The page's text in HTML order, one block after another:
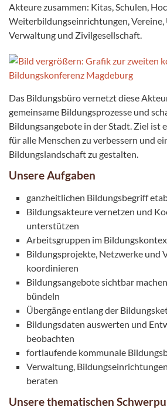
Akteure zusammen: Kitas, Schulen,
Weiterbildungseinrichtungen, Vereine,
Verwaltung und Zivilgesellschaft.
Das Bildungsbüro vernetzt diese
gemeinsame Bildungsprozesse und
Bildungsangebote in der Stadt. Ziel ist
für alle Menschen zu verbessern und
Bildungslandschaft zu gestalten.
Unsere Aufgaben
ganzheitlichen Bildungsbegriff
Bildungsakteure vernetzen und
unterstützen
Arbeitsgruppen im
Bildungsprojekte, Netzwerke und
koordinieren
Bildungsangebote sichtbar
bündeln
Übergänge entlang der
Bildungsdaten auswerten und
beobachten
fortlaufende kommunale
Verwaltung,
beraten
Unsere thematischen